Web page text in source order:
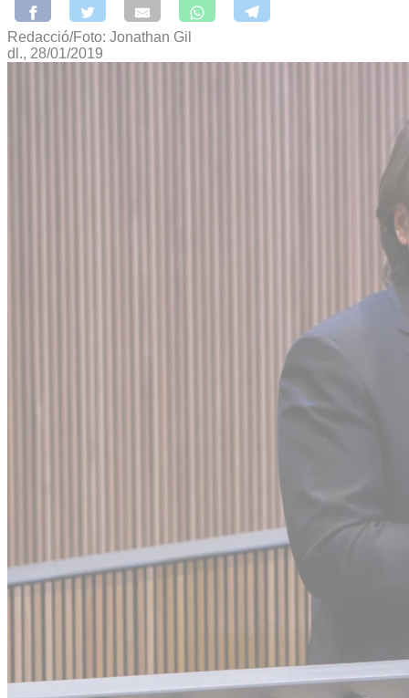
Redacció/Foto: Jonathan Gil
dl., 28/01/2019